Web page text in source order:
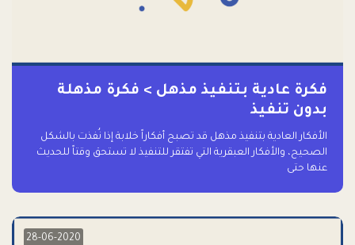
فكرة عادية بتنفيذ مذهل > فكرة مذهلة
بدون تنفيذ
الأفكار العادية بتنفيذ مذهل قد تصبح أفكاراً خلابة إذا نُفذت بالشكل
الصحيح، والأفكار العبقرية التي تفتقر للتنفيذ لا تستحق وقتاً للحديث
عنها حتى
28-06-2020